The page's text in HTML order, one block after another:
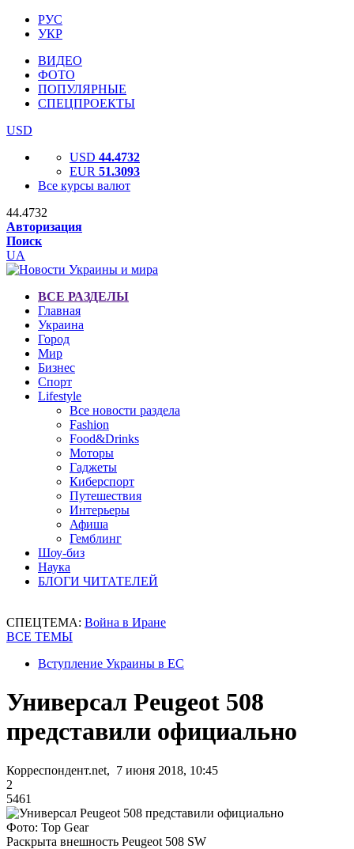
РУС
УКР
ВИДЕО
ФОТО
ПОПУЛЯРНЫЕ
СПЕЦПРОЕКТЫ
USD
USD 44.4732
EUR 51.3093
Все курсы валют
44.4732
Авторизация
Поиск
UA
ВСЕ РАЗДЕЛЫ
Главная
Украина
Город
Мир
Бизнес
Спорт
Lifestyle
Все новости раздела
Fashion
Food&Drinks
Моторы
Гаджеты
Киберспорт
Путешествия
Интерьеры
Афиша
Гемблинг
Шоу-биз
Наука
БЛОГИ ЧИТАТЕЛЕЙ
СПЕЦТЕМА: Война в Иране
ВСЕ ТЕМЫ
Вступление Украины в ЕС
Универсал Peugeot 508
представили официально
Корреспондент.net, 7 июня 2018, 10:45
2
5461
Фото: Top Gear
Раскрыта внешность Peugeot 508 SW